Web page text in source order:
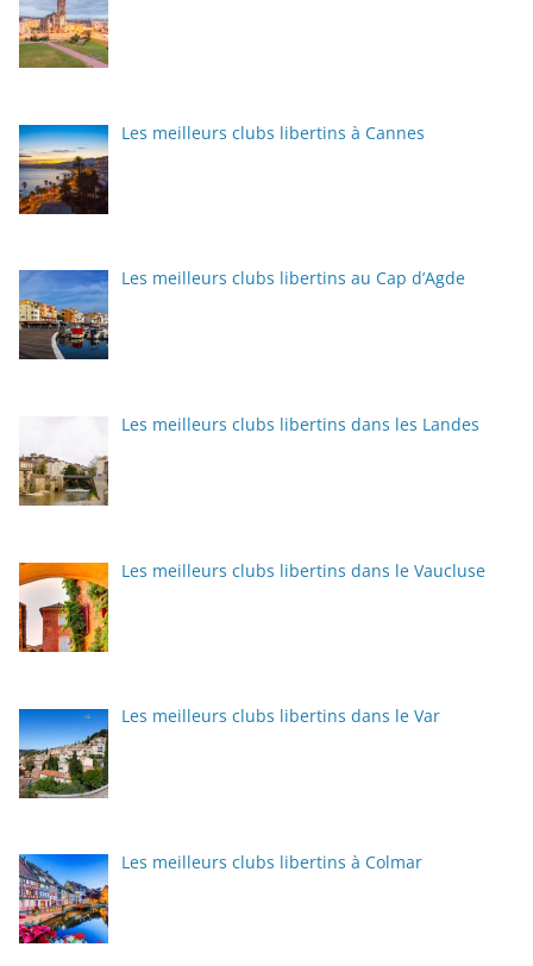
Les meilleurs clubs libertins à Cannes
Les meilleurs clubs libertins au Cap d’Agde
Les meilleurs clubs libertins dans les Landes
Les meilleurs clubs libertins dans le Vaucluse
Les meilleurs clubs libertins dans le Var
Les meilleurs clubs libertins à Colmar